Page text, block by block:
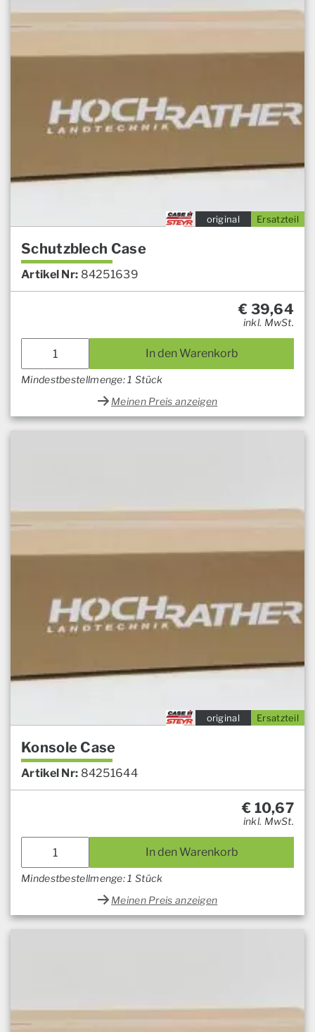
Ersatzteil
original
Schutzblech Case
Artikel Nr: 84251639
€ 39,64
inkl. MwSt.
In den Warenkorb
Mindestbestellmenge: 1 Stück
Meinen Preis anzeigen
Ersatzteil
original
Konsole Case
Artikel Nr: 84251644
€ 10,67
inkl. MwSt.
In den Warenkorb
Mindestbestellmenge: 1 Stück
Meinen Preis anzeigen